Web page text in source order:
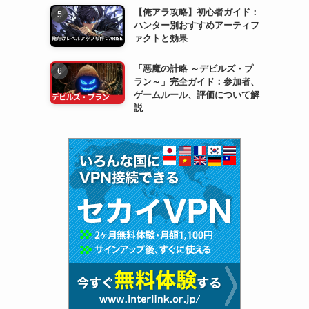
【俺アラ攻略】初心者ガイド：
ハンター別おすすめアーティフ
ァクトと効果
「悪魔の計略 ～デビルズ・プ
ラン～」完全ガイド：参加者、
ゲームルール、評価について解
説